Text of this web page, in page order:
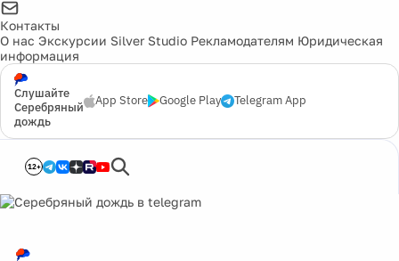
Контакты
О нас Экскурсии Silver Studio Рекламодателям Юридическая
информация
Слушайте
Серебряный
дождь
App Store Google Play Telegram App
12+